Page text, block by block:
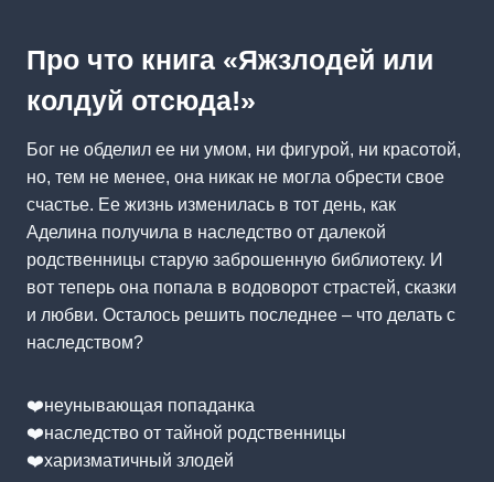
Про что книга «Яжзлодей или
колдуй отсюда!»
Бог не обделил ее ни умом, ни фигурой, ни красотой,
но, тем не менее, она никак не могла обрести свое
счастье. Ее жизнь изменилась в тот день, как
Аделина получила в наследство от далекой
родственницы старую заброшенную библиотеку. И
вот теперь она попала в водоворот страстей, сказки
и любви. Осталось решить последнее – что делать с
наследством?
❤️неунывающая попаданка
❤️наследство от тайной родственницы
❤️харизматичный злодей